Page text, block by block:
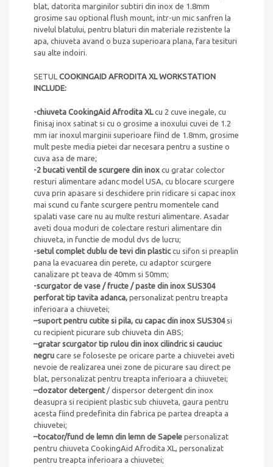
blat, datorita marginilor subtiri din inox de 1.8mm
grosime sau optional flush mount, intr-un mic sanfren la
nivelul blatului, pentru blaturi din materiale rezistente la
apa, chiuveta avand o buza superioara plana, fara tesituri
sau alte indoiri.
SETUL COOKINGAID AFRODITA XL WORKSTATION
INCLUDE:
-chiuveta CookingAid Afrodita XL cu 2 cuve inegale, cu
finisaj inox satinat si cu o grosime a inoxului cuvei de 1.2
mm iar inoxul marginii superioare fiind de 1.8mm, grosime
mult peste media pietei dar necesara pentru a sustine o
cuva asa de mare;
-2 bucati ventil de scurgere din inox cu gratar colector
resturi alimentare adanc model USA, cu blocare scurgere
cuva prin apasare si deschidere prin ridicare si capac inox
mai scund cu fante scurgere pentru momentele cand
spalati vase care nu au multe resturi alimentare. Asadar
aveti doua moduri de colectare resturi alimentare din
chiuveta, in functie de modul dvs de lucru;
-setul complet dublu de tevi din plasticcu sifon si preaplin
pana la evacuarea din perete, cu adaptor scurgere
canalizare pt teava de 40mm si 50mm;
-scurgator de vase / fructe / paste din inox SUS304
perforat tip tavita adanca, personalizat pentru treapta
inferioara a chiuvetei;
–suport pentru cutite si pila, cu capac din inox SUS304si
cu recipient picurare sub chiuveta din ABS;
–gratar scurgator tip rulou din inox cilindric si cauciuc
negru care se foloseste pe oricare parte a chiuvetei aveti
nevoie de realizarea unei zone de picurare sau direct pe
blat, personalizat pentru treapta inferioara a chiuvetei;
–dozator detergent/ dispersor detergent din inox
deasupra si recipient plastic sub chiuveta, gaura pentru
acesta fiind predefinita din fabrica pe partea dreapta a
chiuvetei;
–tocator/fund de lemn din lemn de Sapele personalizat
pentru chiuveta CookingAid Afrodita XL, personalizat
pentru treapta inferioara a chiuvetei;